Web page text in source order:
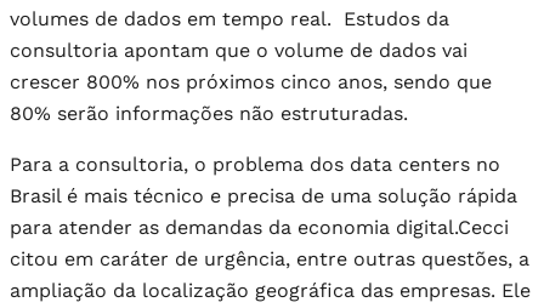
volumes de dados em tempo real. Estudos da
consultoria apontam que o volume de dados vai
crescer 800% nos próximos cinco anos, sendo que
80% serão informações não estruturadas.
Para a consultoria, o problema dos data centers no
Brasil é mais técnico e precisa de uma solução rápida
para atender as demandas da economia digital.Cecci
citou em caráter de urgência, entre outras questões, a
ampliação da localização geográfica das empresas. Ele